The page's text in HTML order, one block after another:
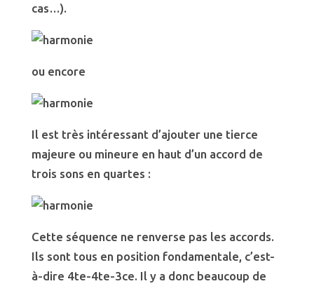
cas…).
ou encore
Il est très intéressant d’ajouter une tierce
majeure ou mineure en haut d’un accord de
trois sons en quartes :
Cette séquence ne renverse pas les accords.
Ils sont tous en position fondamentale, c’est-
à-dire 4te-4te-3ce. Il y a donc beaucoup de